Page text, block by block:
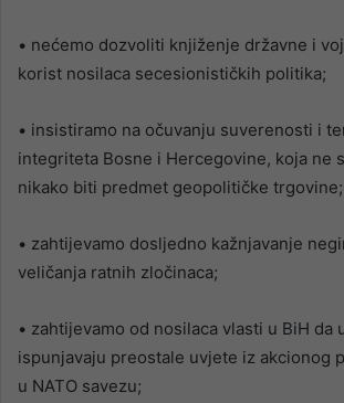
• nećemo dozvoliti knjiženje državne i
korist nosilaca secesionističkih politika;
• insistiramo na očuvanju suverenosti i
integriteta Bosne i Hercegovine, koja ne
nikako biti predmet geopolitičke trgovine;
• zahtijevamo dosljedno kažnjavanje
veličanja ratnih zločinaca;
• zahtijevamo od nosilaca vlasti u BiH da
ispunjavaju preostale uvjete iz akcionog
u NATO savezu;